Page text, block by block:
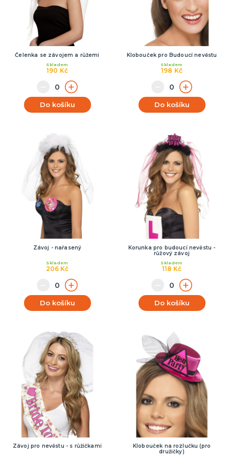
Čelenka se závojem a růžemi
190 Kč
Skladem
Do košíku
Klobouček pro Budoucí nevěstu
198 Kč
Skladem
Do košíku
Závoj - nařasený
206 Kč
Skladem
Do košíku
Korunka pro budoucí nevěstu -
růžový závoj
118 Kč
Skladem
Do košíku
Závoj pro nevěstu - s růžičkami
Klobouček na rozlučku (pro
družičky)